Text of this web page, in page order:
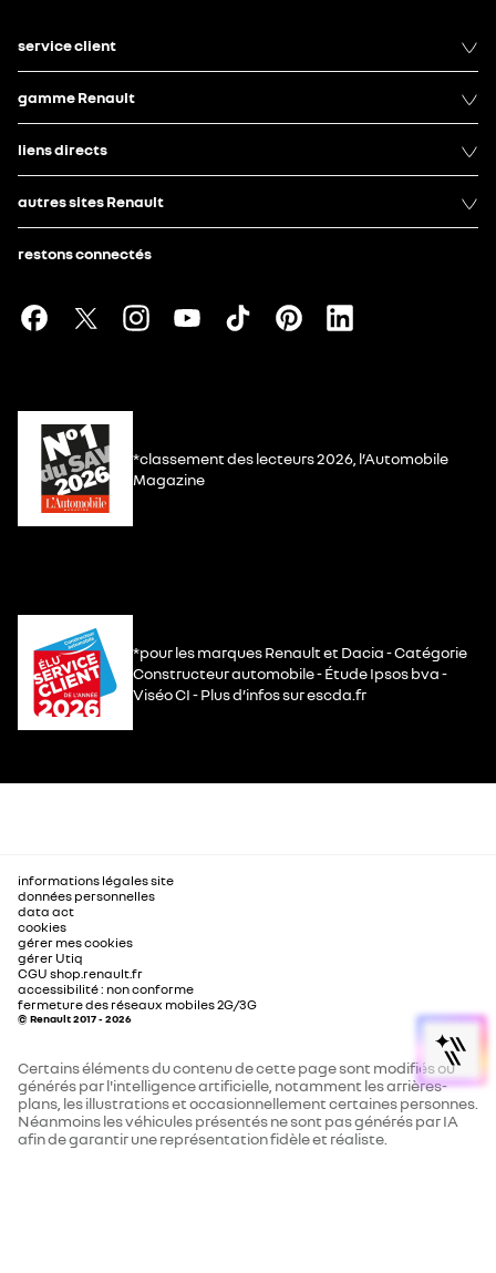
service client
gamme Renault
liens directs
autres sites Renault
restons connectés
*classement des lecteurs 2026, l’Automobile
Magazine
*pour les marques Renault et Dacia - Catégorie
Constructeur automobile - Étude Ipsos bva -
Viséo CI - Plus d’infos sur escda.fr
informations légales site
données personnelles
data act
cookies
gérer mes cookies
gérer Utiq
CGU shop.renault.fr
accessibilité : non conforme
fermeture des réseaux mobiles 2G/3G
© Renault 2017 - 2026
Certains éléments du contenu de cette page sont modifiés ou
générés par l'intelligence artificielle, notamment les arrières-
plans, les illustrations et occasionnellement certaines personnes.
Néanmoins les véhicules présentés ne sont pas générés par IA
afin de garantir une représentation fidèle et réaliste.